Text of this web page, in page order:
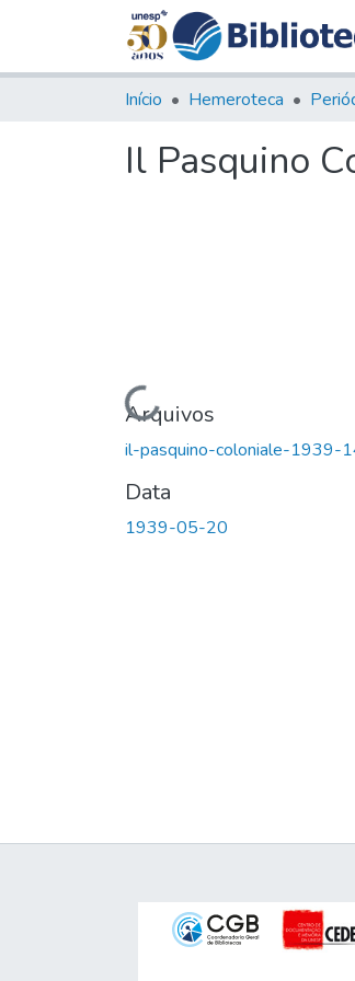
Início Hemeroteca
Il Pasquino
Carregando...
Arquivos
il-pasquino-coloniale-1939-
Data
1939-05-20